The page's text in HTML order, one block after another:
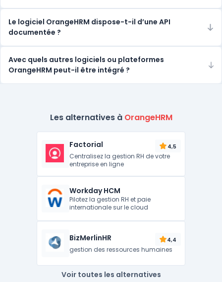
Le logiciel OrangeHRM dispose-t-il d’une API
documentée ?
Avec quels autres logiciels ou plateformes
OrangeHRM peut-il être intégré ?
Les alternatives à OrangeHRM
Factorial 4,5
Centralisez la gestion RH de votre
entreprise en ligne
Workday HCM
Pilotez la gestion RH et paie
internationale sur le cloud
BizMerlinHR 4,4
gestion des ressources humaines
Voir toutes les alternatives